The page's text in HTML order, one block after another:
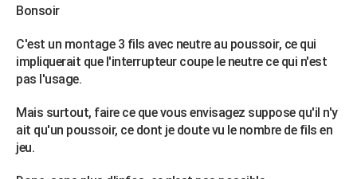
Bonsoir
C'est un montage 3 fils avec neutre au poussoir, ce qui
impliquerait que l'interrupteur coupe le neutre ce qui n'est
pas l'usage.
Mais surtout, faire ce que vous envisagez suppose qu'il n'y
ait qu'un poussoir, ce dont je doute vu le nombre de fils en
jeu.